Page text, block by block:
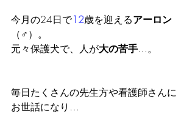
今月の24日で12歳を迎えるアーロン
（♂）。
元々保護犬で、人が大の苦手…。
毎日たくさんの先生方や看護師さんに
お世話になり…